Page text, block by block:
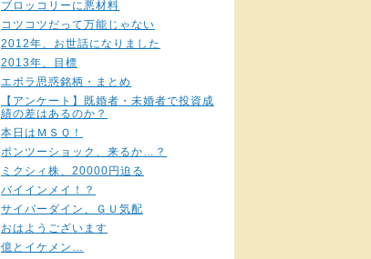
ブロッコリーに悪材料
コツコツだって万能じゃない
2012年、お世話になりました
2013年、目標
エボラ思惑銘柄・まとめ
【アンケート】既婚者・未婚者で投資成
績の差はあるのか？
本日はＭＳＱ！
ポンツーショック、来るか…？
ミクシィ株、20000円迫る
バイインメイ！？
サイバーダイン、ＧＵ気配
おはようございます
億とイケメン…